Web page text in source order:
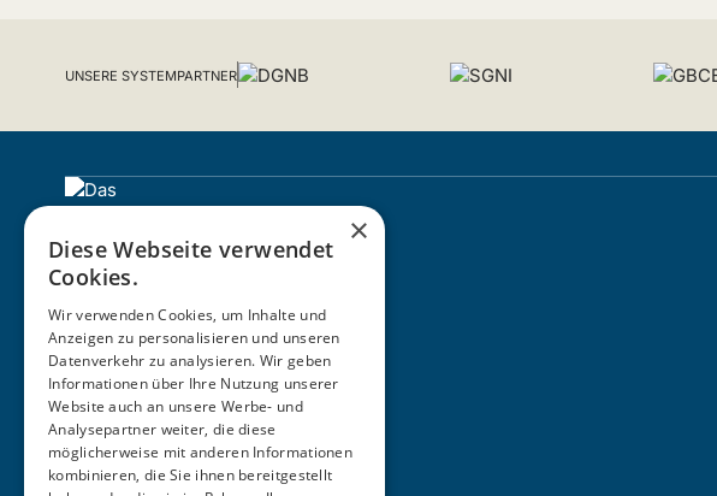
UNSERE SYSTEMPARTNER
ZERTIFIZIERUNG
×
Diese Webseite verwendet
Cookies.
Wir verwenden Cookies, um Inhalte und
Anzeigen zu personalisieren und unseren
Datenverkehr zu analysieren. Wir geben
Informationen über Ihre Nutzung unserer
Website auch an unsere Werbe- und
Analysepartner weiter, die diese
möglicherweise mit anderen Informationen
kombinieren, die Sie ihnen bereitgestellt